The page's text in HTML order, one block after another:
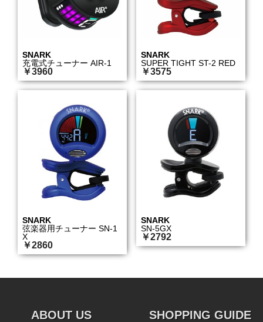
SNARK
充電式チューナー AIR-1
￥3960
SNARK
SUPER TIGHT ST-2 RED
￥3575
SNARK
弦楽器用チューナー SN-1
X
￥2860
SNARK
SN-5GX
￥2792
ABOUT US SHOPPING GUIDE